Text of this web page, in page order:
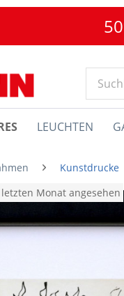
LEUCHTEN
Kunstdrucke
Monat angesehen